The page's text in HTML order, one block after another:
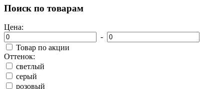
Поиск по товарам
Цена:
-
Товар по акции
Оттенок:
светлый
серый
розовый